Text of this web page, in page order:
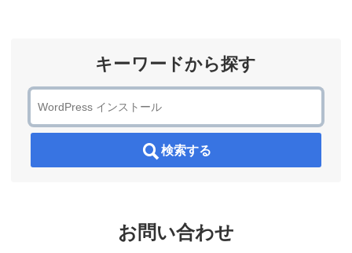
キーワードから探す
検索する
お問い合わせ